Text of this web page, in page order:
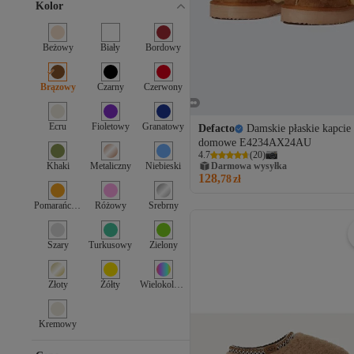
Defacto
Damskie płaskie kapcie
domowe E4234AX24AU
4.7 (20)
Darmowa wysyłka
128,78zł
40-41
Kolor
Beżowy Biały Bordowy
Brązowy Czarny Czerwony
Ecru Fioletowy Granatowy
Khaki Metaliczny Niebieski
Pomarańczowy Różowy Srebrny
Szary Turkusowy Zielony
Złoty Żółty Wielokolorowy
Kremowy